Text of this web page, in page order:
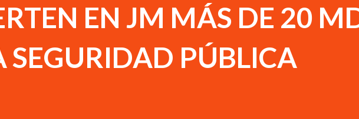
EN JM MÁS DE 20
SEGURIDAD PÚBLICA